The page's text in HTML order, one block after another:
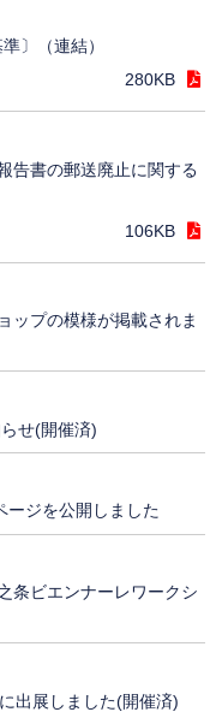
〕（連結）
280KB
告書の郵送廃止に関する
106KB
ップの模様が掲載されま
せ(開催済)
ージを公開しました
条ビエンナーレワークシ
出展しました(開催済)